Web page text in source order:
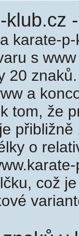
klub.cz
karate-
s
20
a
tom, že
o
což